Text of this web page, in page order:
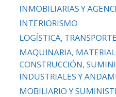
INMOBILIARIAS Y
INTERIORISMO
LOGÍSTICA,
MAQUINARIA,
CONSTRUCCIÓN,
INDUSTRIALES Y
MOBILIARIO Y